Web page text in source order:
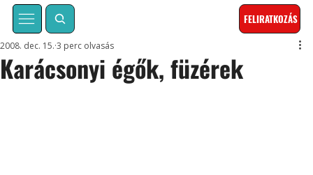
FELIRATKOZÁS
Karácsonyi égők, füzérek
2008. dec. 15. 3 perc olvasás